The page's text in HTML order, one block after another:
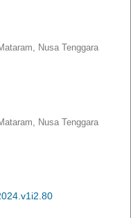
Nusa Tenggara
Nusa Tenggara